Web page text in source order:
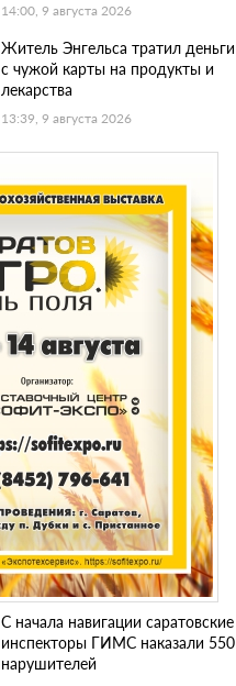
14:00, 9 августа 2026
Житель Энгельса тратил деньги
с чужой карты на продукты и
лекарства
13:39, 9 августа 2026
С начала навигации саратовские
инспекторы ГИМС наказали 550
нарушителей